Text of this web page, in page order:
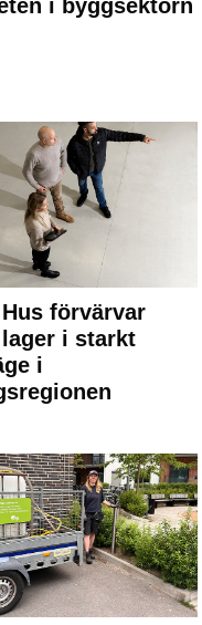
i byggsektorn
förvärvar
i starkt
i